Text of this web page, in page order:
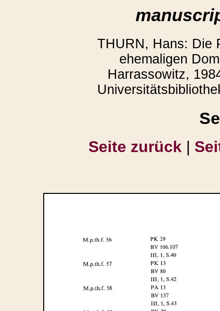
THURN, Hans: Die
ehemaligen
Harrassowitz,
Seite zurück |